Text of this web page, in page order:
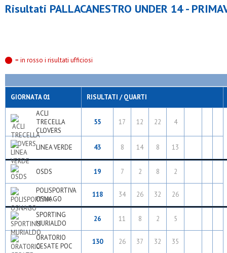
Risultati PALLACANESTRO UNDER 14 -
= in rosso i risultati ufficiosi
GIORNATA 01
RISULTATI / QUARTI
ACLI
TRECELLA
CLOVERS
55 17 12 22 4
LINEA VERDE 43 8 14 8 13
OSDS 19 7 2 8 2
POLISPORTIVA
OSNAGO
118 34 26 32 26
SPORTING
MURIALDO
26 11 8 2 5
ORATORIO
CESATE POC
130 26 37 32 35